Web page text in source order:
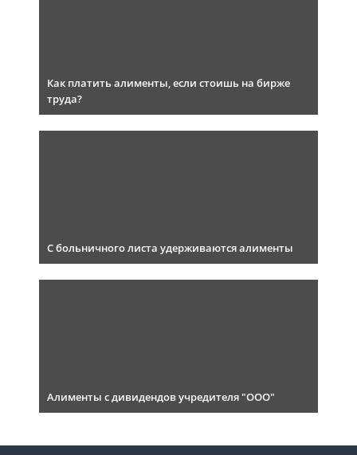
Как платить алименты, если стоишь на бирже
труда?
С больничного листа удерживаются алименты
Алименты с дивидендов учредителя "ООО"